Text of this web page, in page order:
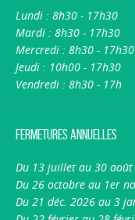
Lundi : 8h30 - 17h30
Mardi : 8h30 - 17h30
Mercredi : 8h30 - 17h30
Jeudi : 10h00 - 17h30
Vendredi : 8h30 - 17h
Fermetures annuelles
Du 13 juillet au 30
Du 26 octobre au 1er
Du 21 déc. 2026 au 3